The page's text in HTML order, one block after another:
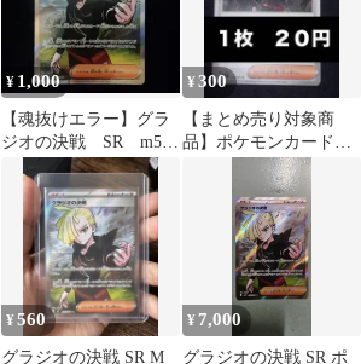
¥ 1,000
【魂抜けエラー】グラ
ジオの決戦 SR m5
¥300
【まとめ売り対象商
品】ポケモンカード
グラジオの決戦１枚２
¥560
グラジオの決戦 SR M
¥ 7,000
グラジオの決戦 SR ポ